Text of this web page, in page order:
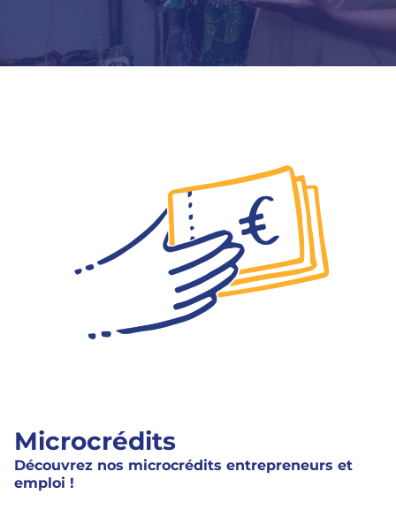
Microcrédits
Découvrez nos microcrédits entrepreneurs et
emploi !